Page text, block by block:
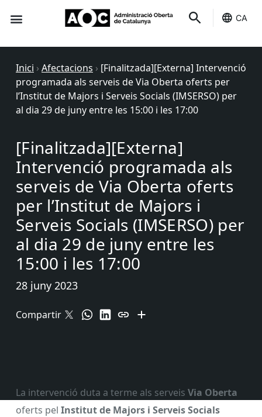
CA
Inici › Afectacions › [Finalitzada][Externa] Intervenció
programada als serveis de Via Oberta oferts per
l’Institut de Majors i Serveis Socials (IMSERSO) per
al dia 29 de juny entre les 15:00 i les 17:00
[Finalitzada][Externa]
Intervenció programada als
serveis de Via Oberta oferts
per l’Institut de Majors i
Serveis Socials (IMSERSO) per
al dia 29 de juny entre les
15:00 i les 17:00
28 juny 2023
Compartir
La intervenció duta a terme als serveis Via Oberta
oferts pel Institut de Majors i Serveis Socials